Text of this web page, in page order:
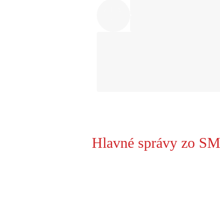
Hlavné správy zo